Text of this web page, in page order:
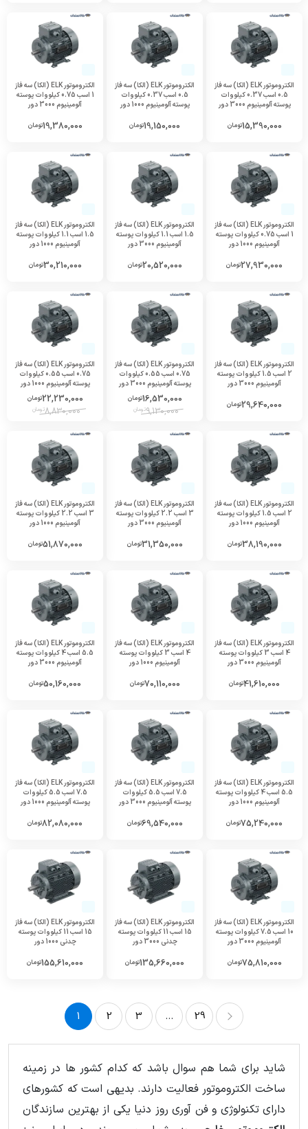
الکتروموتور ELK (الکا) سه فاز
0.5 اسب 0.37 کیلووات
پوسته آلومینیوم 3000 دور
15,390,000تومان
الکتروموتور ELK (الکا) سه فاز
0.5 اسب 0.37 کیلووات
پوسته آلومینیوم 1000 دور
19,150,000تومان
الکتروموتور ELK (الکا) سه فاز
1 اسب 0.75 کیلووات پوسته
آلومینیوم 3000 دور
19,380,000تومان
الکتروموتور ELK (الکا) سه فاز
1 اسب 0.75 کیلووات پوسته
آلومینیوم 1000 دور
27,930,000تومان
الکتروموتور ELK (الکا) سه فاز
1.5 اسب 1.1 کیلووات پوسته
آلومینیوم 3000 دور
20,520,000تومان
الکتروموتور ELK (الکا) سه فاز
1.5 اسب 1.1 کیلووات پوسته
آلومینیوم 1000 دور
30,210,000تومان
الکتروموتور ELK (الکا) سه فاز
2 اسب 1.5 کیلووات پوسته
آلومینیوم 3000 دور
29,640,000تومان
الکتروموتور ELK (الکا) سه فاز
0.75 اسب 0.55 کیلووات
پوسته آلومینیوم 3000 دور
16,530,000تومان
9,130,000تومان
الکتروموتور ELK (الکا) سه فاز
0.75 اسب 0.55 کیلووات
پوسته آلومینیوم 1000 دور
22,230,000تومان
8,830,000تومان
الکتروموتور ELK (الکا) سه فاز
2 اسب 1.5 کیلووات پوسته
آلومینیوم 1000 دور
38,190,000تومان
الکتروموتور ELK (الکا) سه فاز
3 اسب 2.2 کیلووات پوسته
آلومینیوم 3000 دور
31,350,000تومان
الکتروموتور ELK (الکا) سه فاز
3 اسب 2.2 کیلووات پوسته
آلومینیوم 1000 دور
51,870,000تومان
الکتروموتور ELK (الکا) سه فاز
4 اسب 3 کیلووات پوسته
آلومینیوم 3000 دور
41,610,000تومان
الکتروموتور ELK (الکا) سه فاز
4 اسب 3 کیلووات پوسته
آلومینیوم 1000 دور
70,110,000تومان
الکتروموتور ELK (الکا) سه فاز
5.5 اسب 4 کیلووات پوسته
آلومینیوم 3000 دور
50,160,000تومان
الکتروموتور ELK (الکا) سه فاز
5.5 اسب 4 کیلووات پوسته
آلومینیوم 1000 دور
75,240,000تومان
الکتروموتور ELK (الکا) سه فاز
7.5 اسب 5.5 کیلووات
پوسته آلومینیوم 3000 دور
69,540,000تومان
الکتروموتور ELK (الکا) سه فاز
7.5 اسب 5.5 کیلووات
پوسته آلومینیوم 1000 دور
82,080,000تومان
الکتروموتور ELK (الکا) سه فاز
10 اسب 7.5 کیلووات پوسته
آلومینیوم 3000 دور
75,810,000تومان
الکتروموتور ELK (الکا) سه فاز
15 اسب 11 کیلووات پوسته
چدنی 3000 دور
135,660,000تومان
الکتروموتور ELK (الکا) سه فاز
15 اسب 11 کیلووات پوسته
چدنی 1000 دور
155,610,000تومان
1 2 3 ... 29
شاید برای شما هم سوال باشد که کدام کشور ها در زمینه
ساخت الکتروموتور فعالیت دارند. بدیهی است که کشورهای
دارای تکنولوژی و فن آوری روز دنیا یکی از بهترین سازندگان